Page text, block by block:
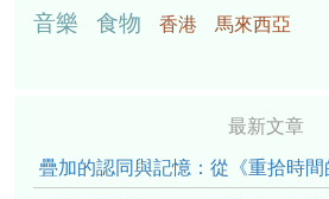
音樂 食物 香港
馬來西亞
最新文章
疊加的認同與記憶：從《重拾時